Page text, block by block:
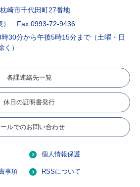
崎市千代田町27番地
Fax:0993-72-9436
30分から午後5時15分まで（土曜・日
）
各課連絡先一覧
休日の証明書発行
ールでのお問い合わせ
個人情報保護
事項 RSSについて